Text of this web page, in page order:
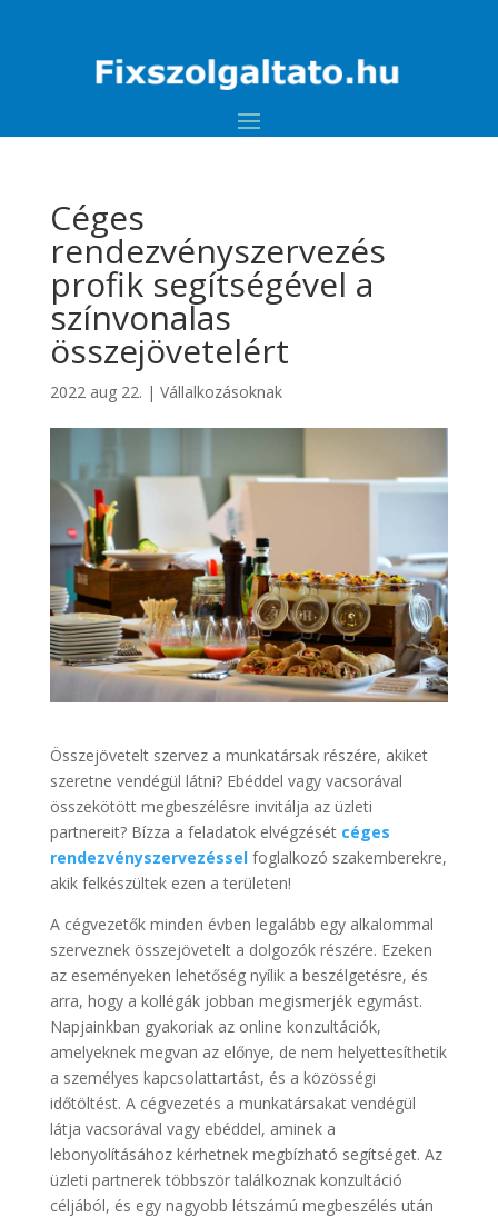
Céges
rendezvényszervezés
profik segítségével a
színvonalas
összejövetelért
2022 aug 22. | Vállalkozásoknak
Összejövetelt szervez a munkatársak részére, akiket
szeretne vendégül látni? Ebéddel vagy vacsorával
összekötött megbeszélésre invitálja az üzleti
partnereit? Bízza a feladatok elvégzését céges
rendezvényszervezéssel foglalkozó szakemberekre,
akik felkészültek ezen a területen!
A cégvezetők minden évben legalább egy alkalommal
szerveznek összejövetelt a dolgozók részére. Ezeken
az eseményeken lehetőség nyílik a beszélgetésre, és
arra, hogy a kollégák jobban megismerjék egymást.
Napjainkban gyakoriak az online konzultációk,
amelyeknek megvan az előnye, de nem helyettesíthetik
a személyes kapcsolattartást, és a közösségi
időtöltést. A cégvezetés a munkatársakat vendégül
látja vacsorával vagy ebéddel, aminek a
lebonyolításához kérhetnek megbízható segítséget. Az
üzleti partnerek többször találkoznak konzultáció
céljából, és egy nagyobb létszámú megbeszélés után